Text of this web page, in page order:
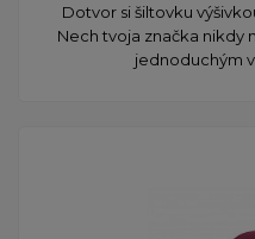
Dotvor si šiltovku
Nech tvoja značka nikdy
jednoduchým